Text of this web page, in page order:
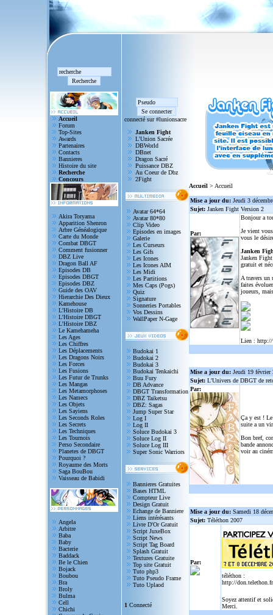
Accueil
Forum
Top-Sites
Awards
Partenaires
Contacts
Bannieres
Histoire du site
Recherche
Concours
connecté sur #lunionsacre
Janken Fight
L'Union Sacrée
DBWorld
DBnet
Dragon Sacré
Puissance DBZ
Au Coeur de Dbz
2Fight
Akira Toryama
Apparition Shenron
Arbre Généalogique
Carte du Monde
Combat DBGT
Comment fusionner
DBZ Live
Dragon Ball AF
Episodes DB
Episodes DBGT
Episodes DBZ
Guide des OAV
Hierarchie Des Dieux
Kamehouse
L'Histoire DB
L'Histoire DBGT
L'Histoire DBZ
Le Kamehameha
Les Ages
Les Chiffres
Les Déplacements
Les Dragons Noirs
Les Forces
Les Fusions
Les Futur de Trunks
Les Mangas
Les Metamorphoses
Les Namecs
Les Objets
Les Sayiens
Les Seconds Roles
Les Secrets
Les Techniques
Les Tournois
Perso Secondaire
Planetes de DBGT
Pourquoi ?
Royaume des Morts
Saga BouBou
Vaisseau de Babidi
Angela
Arbitre
Baba
Baby
Bacterie
Baddack
Be le Chien
Bojack
Boubou
Bra
Broly
Bulma
Cell
Chichi
Avatar 64*64
Avatar 80*80
Clip Video
Episodes en images
Galerie
Les Curseurs
Les Gifs
Les Icones
Les Icones AIM
Les Midi
Les Partitions
Mes Caps (Pogs)
Quiz
Signature
Sonneries Portables
Vos Dessins
WallPaper N-Gage
Budokai 1
Budokai 2
Budokai 3
Budokai Tenkaichi
Buu Fury
DB Advance
DBGT Transformation
DBZ Taiketsu
DBZ: Sagas
Jump Super Star
Log I
Log II
Soluce Budokai 3
Soluce Log II
Soluce Log III
Super Sonic Warriors
Bannieres Gratuites
Bases HTML
Compteur Live
Design Gratuit
Echange de Banniere
Liens intérésants
Livre D'Or Gratuit
Script JuxeBox
Script News
Script Tag Board
Splash Gratuit
Textures Gratuite
Top site Gratuit
Tuto php3
Tuto Pseudo Frame
Tuto Uplaod
1 Connecté
Accueil > Accueil
Mise a jour du: Jeudi 3
Sujet: Janken Fight Version 2
Par:
Bonjour a
Je vient
vous le
Janken
Janken
gratuit et
A travers un
faites
joueurs,
Lien : http://
Mise a jour du: Jeudi 19 février
Sujet: L'Univers de DBGT de
Par:
Ça y est !
suite a un
Bon bref,
bande
voir au
Mise a jour du: Samedi 18
Sujet: Téléthon 2007
Par:
téléthon :
http://
Soyez attentif et
Merci.